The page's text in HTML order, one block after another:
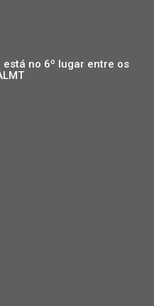
no 6º lugar entre os